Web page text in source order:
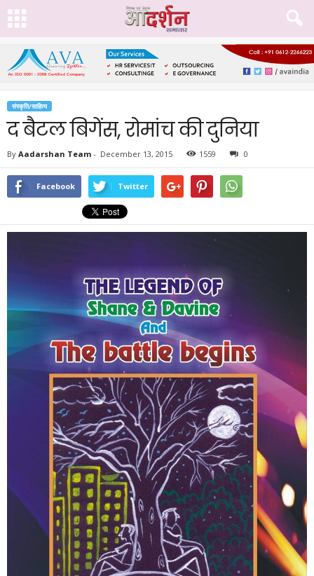
संस्कृति/साहित्य
द बैटल बिगेंस, रोमांच की दुनिया
By Aadarshan Team - December 13, 2015 1559 0
Facebook Twitter